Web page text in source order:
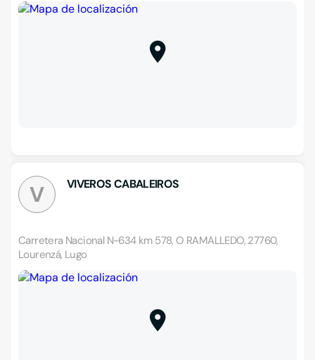
V VIVEROS CABALEIROS
Carretera Nacional N-634 km 578, O RAMALLEDO, 27760,
Lourenzá, Lugo